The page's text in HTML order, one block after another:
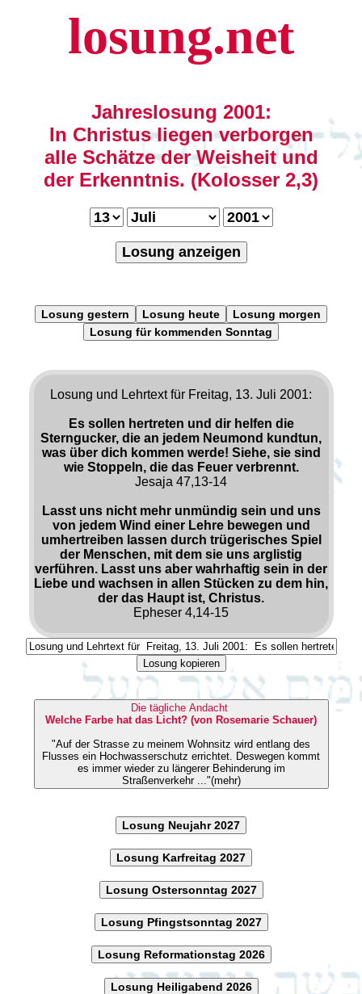
losung.net
Jahreslosung 2001:
In Christus liegen verborgen
alle Schätze der Weisheit und
der Erkenntnis. (Kolosser 2,3)
Losung anzeigen
Losung gestern Losung heute
Losung morgen
Losung für kommenden Sonntag
Losung und Lehrtext für Freitag, 13. Juli 2001:
Es sollen hertreten und dir helfen die
Sterngucker, die an jedem Neumond kundtun,
was über dich kommen werde! Siehe, sie sind
wie Stoppeln, die das Feuer verbrennt.
Jesaja 47,13-14
Lasst uns nicht mehr unmündig sein und uns
von jedem Wind einer Lehre bewegen und
umhertreiben lassen durch trügerisches Spiel
der Menschen, mit dem sie uns arglistig
verführen. Lasst uns aber wahrhaftig sein in der
Liebe und wachsen in allen Stücken zu dem hin,
der das Haupt ist, Christus.
Epheser 4,14-15
Losung kopieren
Die tägliche Andacht
Welche Farbe hat das Licht? (von Rosemarie Schauer)
"Auf der Strasse zu meinem Wohnsitz wird entlang des
Flusses ein Hochwasserschutz errichtet. Deswegen kommt
es immer wieder zu längerer Behinderung im
Straßenverkehr ..."(mehr)
Losung Neujahr 2027
Losung Karfreitag 2027
Losung Ostersonntag 2027
Losung Pfingstsonntag 2027
Losung Reformationstag 2026
Losung Heiligabend 2026